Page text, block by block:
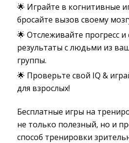
🌟 Играйте в когнитивные
бросайте вызов своему
🌟 Отслеживайте прогресс
результаты с людьми из
группы.
🌟 Проверьте свой IQ &
для взрослых!
Бесплатные игры на
не только полезный, но и
способ тренировки